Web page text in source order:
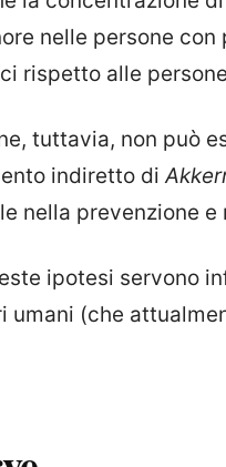
nelle persone
rispetto alle
tuttavia, non può
indiretto di
nella prevenzione
ipotesi servono
umani (che